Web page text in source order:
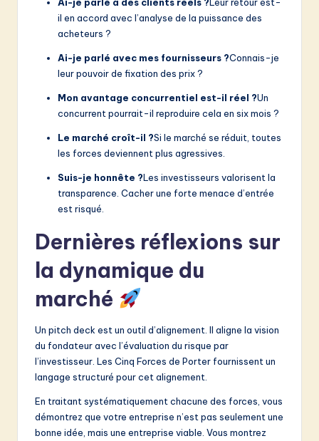
il en accord avec l’analyse de la puissance des
acheteurs ?
Ai-je parlé avec mes fournisseurs ?Connais-je
leur pouvoir de fixation des prix ?
Mon avantage concurrentiel est-il réel ?Un
concurrent pourrait-il reproduire cela en six mois ?
Le marché croît-il ?Si le marché se réduit, toutes
les forces deviennent plus agressives.
Suis-je honnête ?Les investisseurs valorisent la
transparence. Cacher une forte menace d’entrée
est risqué.
Dernières réflexions sur
la dynamique du
marché
Un pitch deck est un outil d’alignement. Il aligne la vision
du fondateur avec l’évaluation du risque par
l’investisseur. Les Cinq Forces de Porter fournissent un
langage structuré pour cet alignement.
En traitant systématiquement chacune des forces, vous
démontrez que votre entreprise n’est pas seulement une
bonne idée, mais une entreprise viable. Vous montrez